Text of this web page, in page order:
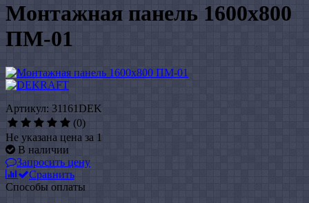
Монтажная панель 1600x800
ПМ-01
Артикул: 31161DEK
(0)
Не указана цена за 1
В наличии
Запросить цену
Сравнить
Способы оплаты